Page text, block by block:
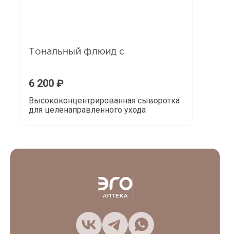
Тональный флюид с
6 200 ₽
Высококонцентрированная сыворотка
для целенаправленного ухода